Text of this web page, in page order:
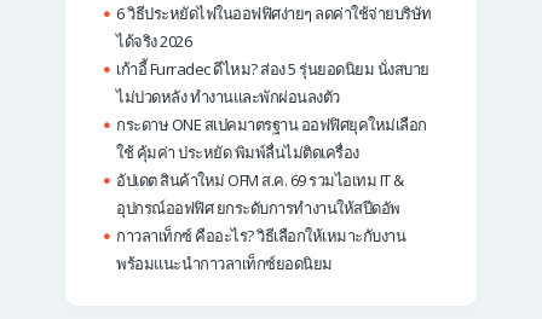
6 วิธีประหยัดไฟในออฟฟิศง่ายๆ ลดค่าใช้จ่ายบริษัท
ได้จริง 2026
เก้าอี้ Furradec ดีไหม? ส่อง 5 รุ่นยอดนิยม นั่งสบาย
ไม่ปวดหลัง ทำงานและพักผ่อนลงตัว
กระดาษ ONE สเปคมาตรฐาน ออฟฟิศยุคใหม่เลือก
ใช้ คุ้มค่า ประหยัด พิมพ์ลื่นไม่ติดเครื่อง
อัปเดต สินค้าใหม่ OFM ส.ค. 69 รวมไอเทม IT &
อุปกรณ์ออฟฟิศ ยกระดับการทำงานให้สปีดอัพ
กาวลาเท็กซ์ คืออะไร? วิธีเลือกให้เหมาะกับงาน
พร้อมแนะนำกาวลาเท็กซ์ยอดนิยม